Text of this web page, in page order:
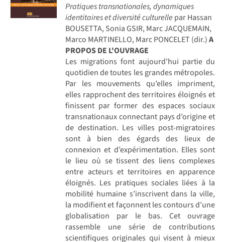
Pratiques transnationales, dynamiques
identitaires et diversité culturelle par Hassan
BOUSETTA, Sonia GSIR, Marc JACQUEMAIN,
Marco MARTINELLO, Marc PONCELET (dir.)A
PROPOS DE L'OUVRAGE
Les migrations font aujourd’hui partie du
quotidien de toutes les grandes métropoles.
Par les mouvements qu’elles impriment,
elles rapprochent des territoires éloignés et
finissent par former des espaces sociaux
transnationaux connectant pays d’origine et
de destination. Les villes post-migratoires
sont à bien des égards des lieux de
connexion et d’expérimentation. Elles sont
le lieu où se tissent des liens complexes
entre acteurs et territoires en apparence
éloignés. Les pratiques sociales liées à la
mobilité humaine s’inscrivent dans la ville,
la modifient et façonnent les contours d’une
globalisation par le bas. Cet ouvrage
rassemble une série de contributions
scientifiques originales qui visent à mieux